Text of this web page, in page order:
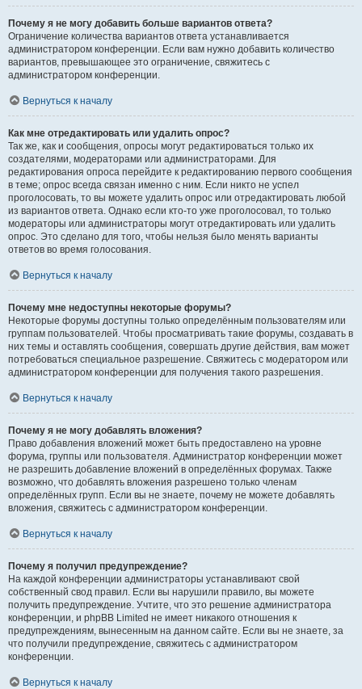
Почему я не могу добавить больше вариантов ответа?
Ограничение количества вариантов ответа устанавливается
администратором конференции. Если вам нужно добавить количество
вариантов, превышающее это ограничение, свяжитесь с
администратором конференции.
Вернуться к началу
Как мне отредактировать или удалить опрос?
Так же, как и сообщения, опросы могут редактироваться только их
создателями, модераторами или администраторами. Для
редактирования опроса перейдите к редактированию первого сообщения
в теме; опрос всегда связан именно с ним. Если никто не успел
проголосовать, то вы можете удалить опрос или отредактировать любой
из вариантов ответа. Однако если кто-то уже проголосовал, то только
модераторы или администраторы могут отредактировать или удалить
опрос. Это сделано для того, чтобы нельзя было менять варианты
ответов во время голосования.
Вернуться к началу
Почему мне недоступны некоторые форумы?
Некоторые форумы доступны только определённым пользователям или
группам пользователей. Чтобы просматривать такие форумы, создавать в
них темы и оставлять сообщения, совершать другие действия, вам может
потребоваться специальное разрешение. Свяжитесь с модератором или
администратором конференции для получения такого разрешения.
Вернуться к началу
Почему я не могу добавлять вложения?
Право добавления вложений может быть предоставлено на уровне
форума, группы или пользователя. Администратор конференции может
не разрешить добавление вложений в определённых форумах. Также
возможно, что добавлять вложения разрешено только членам
определённых групп. Если вы не знаете, почему не можете добавлять
вложения, свяжитесь с администратором конференции.
Вернуться к началу
Почему я получил предупреждение?
На каждой конференции администраторы устанавливают свой
собственный свод правил. Если вы нарушили правило, вы можете
получить предупреждение. Учтите, что это решение администратора
конференции, и phpBB Limited не имеет никакого отношения к
предупреждениям, вынесенным на данном сайте. Если вы не знаете, за
что получили предупреждение, свяжитесь с администратором
конференции.
Вернуться к началу